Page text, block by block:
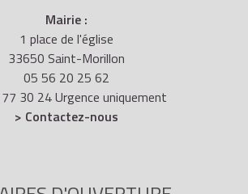
définitive. Elle vous sera
la Poste souspli sécurisé
un délai qui peut varier
Mairie :
1 place de l'église
33650 Saint-Morillon
05 56 20 25 62
30 24 Urgence uniquement
> Contactez-nous